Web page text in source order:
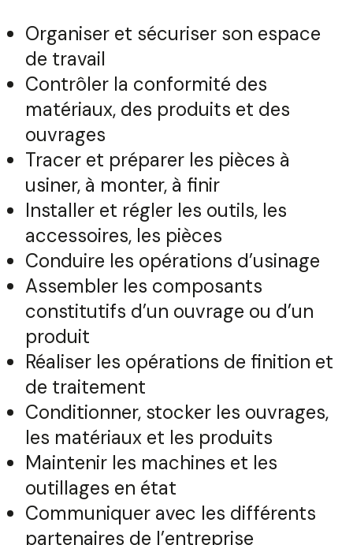
Organiser et sécuriser son espace
de travail
Contrôler la conformité des
matériaux, des produits et des
ouvrages
Tracer et préparer les pièces à
usiner, à monter, à finir
Installer et régler les outils, les
accessoires, les pièces
Conduire les opérations d’usinage
Assembler les composants
constitutifs d’un ouvrage ou d’un
produit
Réaliser les opérations de finition et
de traitement
Conditionner, stocker les ouvrages,
les matériaux et les produits
Maintenir les machines et les
outillages en état
Communiquer avec les différents
partenaires de l’entreprise